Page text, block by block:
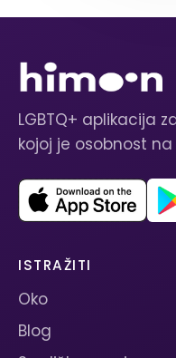
LGBTQ+ aplikacija
kojoj je osobnost
ISTRAŽITI
Oko
Blog